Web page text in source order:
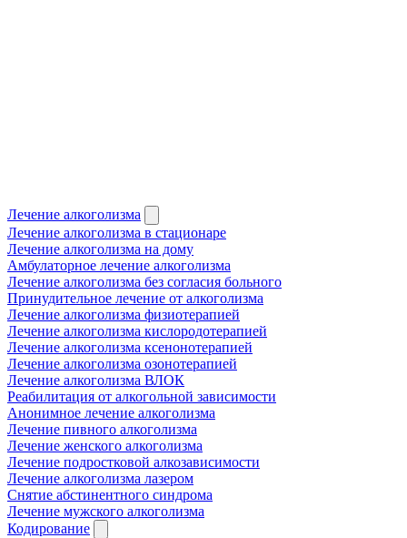
Лечение алкоголизма
Лечение алкоголизма в стационаре
Лечение алкоголизма на дому
Амбулаторное лечение алкоголизма
Лечение алкоголизма без согласия больного
Принудительное лечение от алкоголизма
Лечение алкоголизма физиотерапией
Лечение алкоголизма кислородотерапией
Лечение алкоголизма ксенонотерапией
Лечение алкоголизма озонотерапией
Лечение алкоголизма ВЛОК
Реабилитация от алкогольной зависимости
Анонимное лечение алкоголизма
Лечение пивного алкоголизма
Лечение женского алкоголизма
Лечение подростковой алкозависимости
Лечение алкоголизма лазером
Снятие абстинентного синдрома
Лечение мужского алкоголизма
Кодирование